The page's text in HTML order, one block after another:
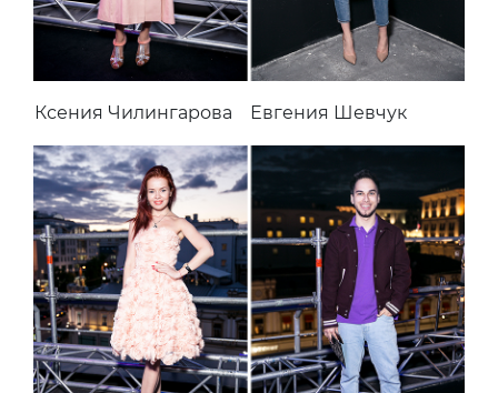
Ксения Чилингарова Евгения Шевчук